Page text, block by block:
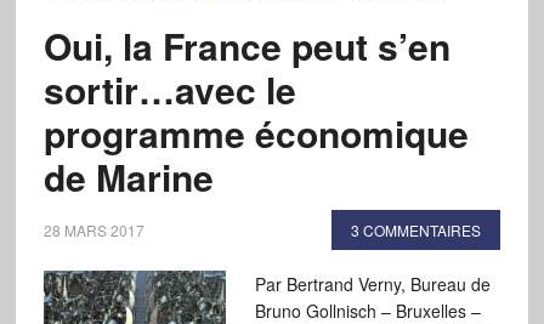
Oui, la France peut s’en
sortir…avec le
programme économique
de Marine
28 MARS 2017 3 COMMENTAIRES
Par Bertrand Verny, Bureau de
Bruno Gollnisch – Bruxelles –